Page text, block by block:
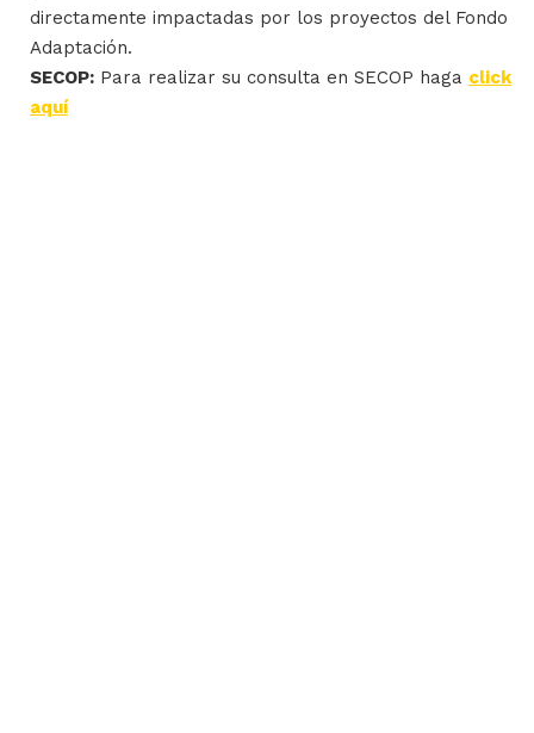
directamente impactadas por los proyectos del Fondo
Adaptación.
SECOP: Para realizar su consulta en SECOP haga click
aquí